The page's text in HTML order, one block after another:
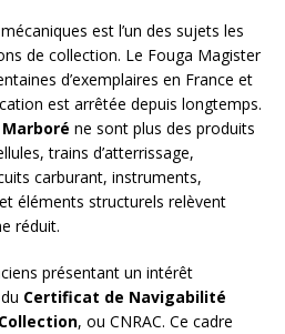
est l’un des sujets les
de collection. Le Fouga Magister
d’exemplaires en France et
est arrêtée depuis longtemps.
ne sont plus des produits
trains d’atterrissage,
carburant, instruments,
éléments structurels relèvent
réduit.
présentant un intérêt
Certificat de Navigabilité
, ou CNRAC. Ce cadre